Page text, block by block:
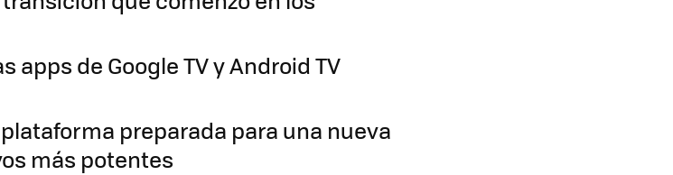
apps de Google TV y Android TV
preparada para una nueva
más potentes